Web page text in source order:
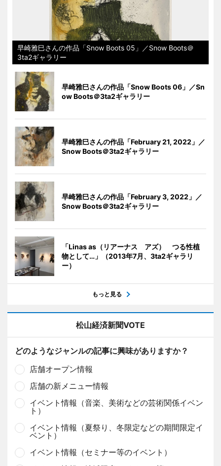
早崎雅巳さんの作品「Snow Boots 05」／Snow Boots＠
3ta2ギャラリー
早崎雅巳さんの作品「Snow Boots 06」／Sn
ow Boots＠3ta2ギャラリー
早崎雅巳さんの作品「February 21, 2022」／
Snow Boots＠3ta2ギャラリー
早崎雅巳さんの作品「February 3, 2022」／
Snow Boots＠3ta2ギャラリー
「Linas as（リアーナス アズ） つる性植
物として…」（2013年7月、3ta2ギャラリ
ー）
もっと見る
松山経済新聞VOTE
どのようなジャンルの記事に興味がありますか？
店舗オープン情報
店舗の新メニュー情報
イベント情報（音楽、美術などの芸術関係イベン
ト）
イベント情報（夏祭り、冬限定などの期間限定イ
ベント）
イベント情報（セミナー等のイベント）